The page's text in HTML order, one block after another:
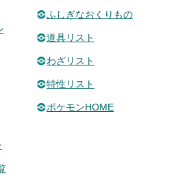
ふしぎなおくりもの
道具リスト
わざリスト
特性リスト
ポケモンHOME